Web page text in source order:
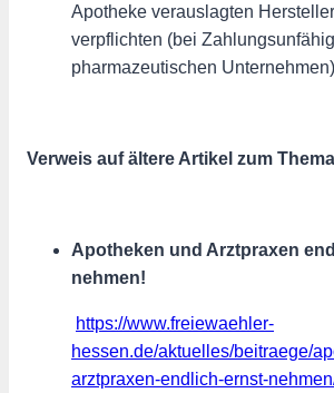
Apotheke verauslagten
verpflichten (bei
pharmazeutischen Unternehmen)
Verweis auf ältere Artikel zum
Apotheken und Arztpraxen
nehmen!
https://www.freiewaehler-
hessen.de/aktuelles/beitraege/
arztpraxen-endlich-ernst-